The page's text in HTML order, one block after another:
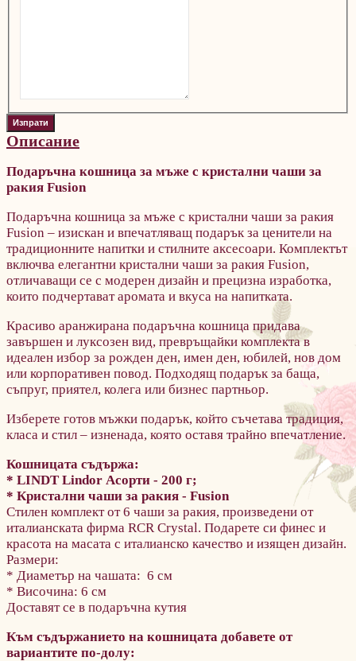
Описание
Подаръчна кошница за мъже с кристални чаши за
ракия Fusion
Подаръчна кошница за мъже с кристални чаши за ракия
Fusion – изискан и впечатляващ подарък за ценители на
традиционните напитки и стилните аксесоари. Комплектът
включва елегантни кристални чаши за ракия Fusion,
отличаващи се с модерен дизайн и прецизна изработка,
които подчертават аромата и вкуса на напитката.
Красиво аранжирана подаръчна кошница придава
завършен и луксозен вид, превръщайки комплекта в
идеален избор за рожден ден, имен ден, юбилей, нов дом
или корпоративен повод. Подходящ подарък за баща,
съпруг, приятел, колега или бизнес партньор.
Изберете готов мъжки подарък, който съчетава традиция,
класа и стил – изненада, която оставя трайно впечатление.
Кошницата съдържа:
* LINDT Lindor Асорти - 200 г;
* Кристални чаши за ракия - Fusion
Стилен комплект от 6 чаши за ракия, произведени от
италианската фирма RCR Crystal. Подарете си финес и
красота на масата с италианско качество и изящен дизайн.
Размери:
* Диаметър на чашата: 6 см
* Височина: 6 см
Доставят се в подаръчна кутия
Към съдържанието на кошницата добавете от
вариантите по-долу: